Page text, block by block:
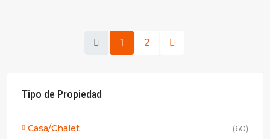
1 2
Tipo de Propiedad
Casa/Chalet
(60)